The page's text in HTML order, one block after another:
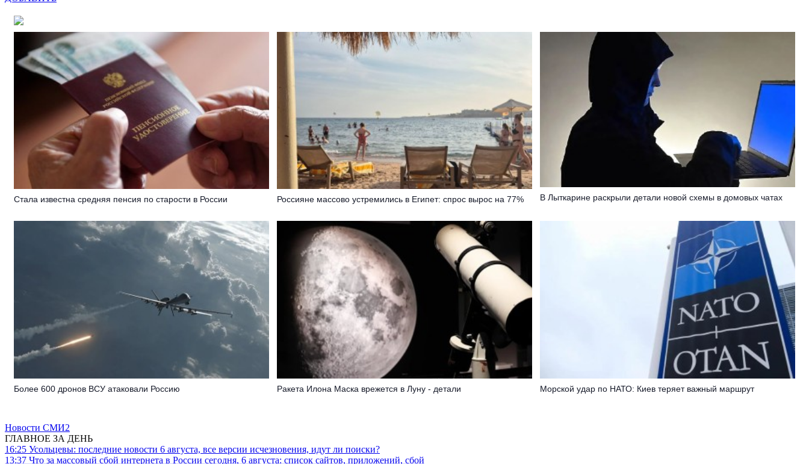
Стала известна средняя пенсия по старости в России Россияне массово устремились в Египет: спрос вырос на 77% В Лыткарине раскрыли детали новой схемы в домовых чатах
Более 600 дронов ВСУ атаковали Россию Ракета Илона Маска врежется в Луну - детали Морской удар по НАТО: Киев теряет важный маршрут
Новости СМИ2
ГЛАВНОЕ ЗА ДЕНЬ
16:25 Усольцевы: последние новости 6 августа, все версии исчезновения, идут ли поиски?
13:37 Что за массовый сбой интернета в России сегодня, 6 августа: список сайтов, приложений, сбой